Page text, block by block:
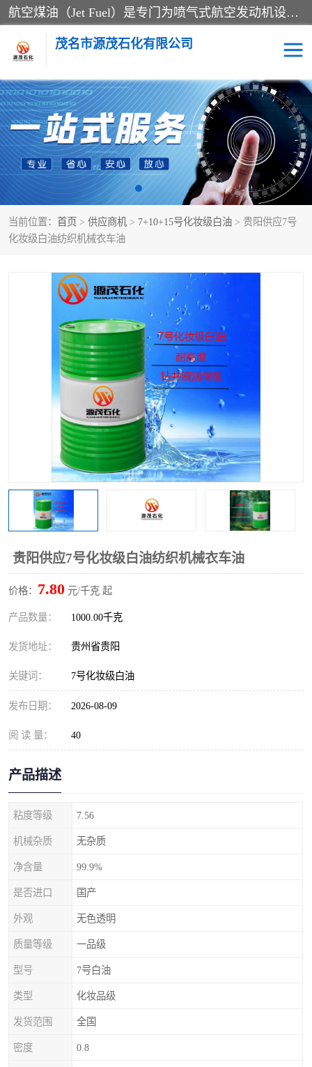
航空煤油（Jet Fuel）是专门为喷气式航空发动机设计的高纯度燃料，主要分为Jet A、Jet A-1和Jet B等类型。其特点是闪点高、低温流动性好，并添加了抗静电剂和抗氧化剂以确保飞行安全。航空煤油需
茂名市源茂石化有限公司
当前位置： 首页 > 供应商机 > 7+10+15号化妆级白油 > 贵阳供应7号
化妆级白油纺织机械衣车油
贵阳供应7号化妆级白油纺织机械衣车油
价格： 7.80 元/千克 起
产品数量： 1000.00千克
发货地址： 贵州省贵阳
关键词： 7号化妆级白油
发布日期： 2026-08-09
阅 读 量： 40
产品描述
粘度等级 7.56
机械杂质 无杂质
净含量 99.9%
是否进口 国产
外观 无色透明
质量等级 一品级
型号 7号白油
类型 化妆品级
发货范围 全国
密度 0.8
RP3航空煤油 D20+D30溶剂油
D40+D60溶剂油 D80+D100溶剂油
6号+120号溶剂油 260号溶剂油
异构烷烃 天然乳胶
26+32号化妆级白油 46+68号化妆级白油
2731溶剂油